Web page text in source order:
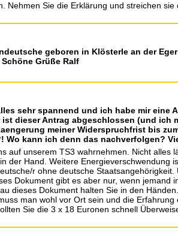
Nehmen Sie die Erklärung und streichen
geboren in Klösterle an der
Grüße Ralf
sehr spannend und ich habe mir
dieser Antrag abgeschlossen (und ich
meiner Widerspruchfrist bis
kann ich denn das nachverfolgen?
auf unserem TS3 wahrnehmen. Nicht alles
der Hand. Weitere Energieverschwendung
r ohne deutsche
Dokument gibt es aber nur, wenn
dieses Dokument halten Sie in den
man wohl vor Ort sein und die
Sie die 3 x 18 Euronen schnell